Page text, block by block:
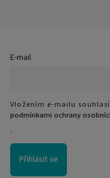
E-mail
Vložením e-mailu
podmínkami ochrany
.
Přihlásit se